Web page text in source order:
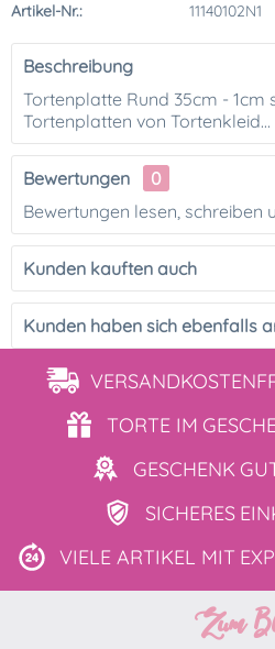
Artikel-Nr.: 11140102N1
Beschreibung
Tortenplatte Rund 35cm - 1cm
Tortenplatten von Tortenkleid...
Bewertungen
0
Bewertungen lesen, schreiben
Kunden kauften auch
Kunden haben sich ebenfalls
TORTE IM
GESCHENK
SICHERES
VIELE ARTIKEL MIT
Zum